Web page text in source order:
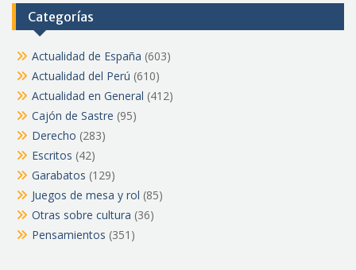
Categorías
Actualidad de España (603)
Actualidad del Perú (610)
Actualidad en General (412)
Cajón de Sastre (95)
Derecho (283)
Escritos (42)
Garabatos (129)
Juegos de mesa y rol (85)
Otras sobre cultura (36)
Pensamientos (351)